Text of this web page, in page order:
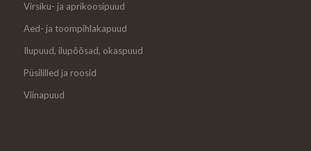
Virsiku- ja aprikoosipuud
Aed- ja toompihlakapuud
Ilupuud, ilupõõsad, okaspuud
Püsililled ja roosid
Viinapuud